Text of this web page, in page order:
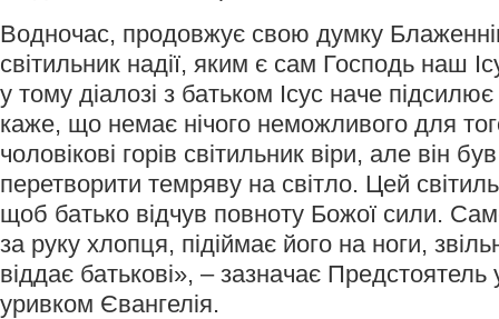
Водночас, продовжує свою думку
світильник надії, яким є сам Господь наш
у тому діалозі з батьком Ісус наче
каже, що немає нічого неможливого для
чоловікові горів світильник віри, але він
перетворити темряву на світло. Цей
щоб батько відчув повноту Божої сили.
за руку хлопця, підіймає його на ноги,
віддає батькові», – зазначає
уривком Євангелія.